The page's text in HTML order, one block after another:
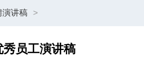
演讲稿 >
秀员工演讲稿